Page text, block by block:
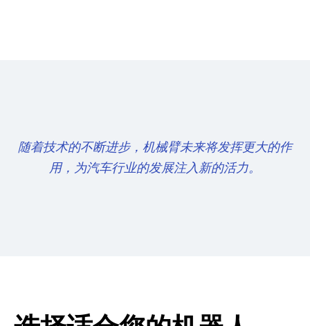
随着技术的不断进步，机械臂未来将发挥更大的作
用，为汽车行业的发展注入新的活力。